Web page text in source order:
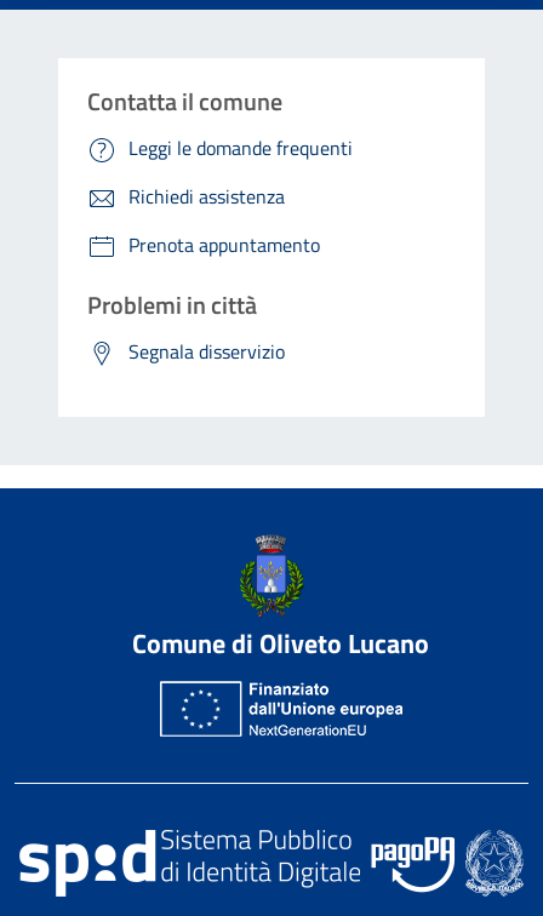
Contatta il comune
Leggi le domande frequenti
Richiedi assistenza
Prenota appuntamento
Problemi in città
Segnala disservizio
Comune di Oliveto Lucano